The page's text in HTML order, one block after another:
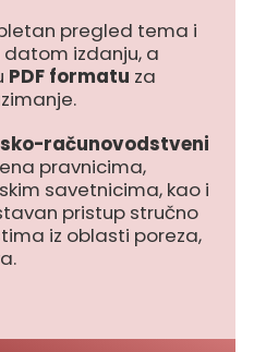
pregled tema i
izdanju, a
PDF formatu za
računovodstveni
pravnicima,
savetnicima, kao i
pristup stručno
iz oblasti poreza,